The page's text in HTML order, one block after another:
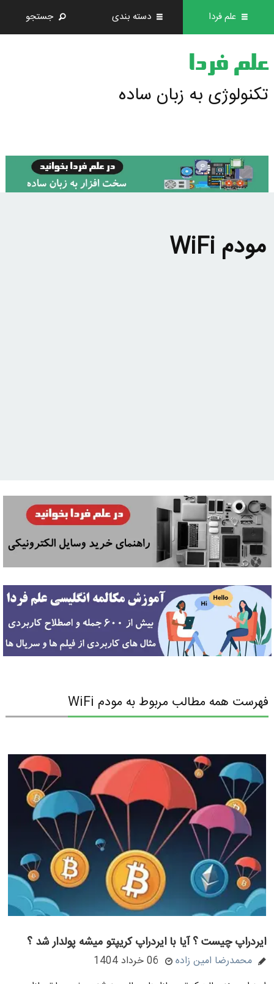
علم فردا دسته بندی جستجو
علم فردا
تکنولوژی به زبان ساده
مودم WiFi
فهرست همه مطالب مربوط به مودم WiFi
ایردراپ چیست ؟ آیا با ایردراپ کریپتو میشه پولدار شد ؟
محمدرضا امین زاده 06 خرداد 1404